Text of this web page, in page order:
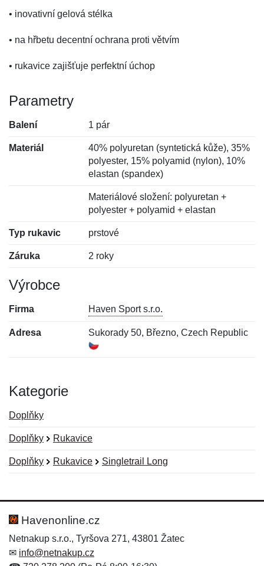
• inovativní gelová stélka
• na hřbetu decentní ochrana proti větvím
• rukavice zajišťuje perfektní úchop
Parametry
Balení 1 pár
Materiál
40% polyuretan (syntetická kůže), 35%
polyester, 15% polyamid (nylon), 10%
elastan (spandex)
Materiálové složení: polyuretan +
polyester + polyamid + elastan
Typ rukavic prstové
Záruka 2 roky
Výrobce
Firma Haven Sport s.r.o.
Adresa Sukorady 50, Březno, Czech Republic
Kategorie
Doplňky
Doplňky Rukavice
Doplňky Rukavice Singletrail Long
Hodnocení:
Jméno:
Havenonline.cz
Netnakup s.r.o., Tyršova 271, 43801 Žatec
✉ info@netnakup.cz